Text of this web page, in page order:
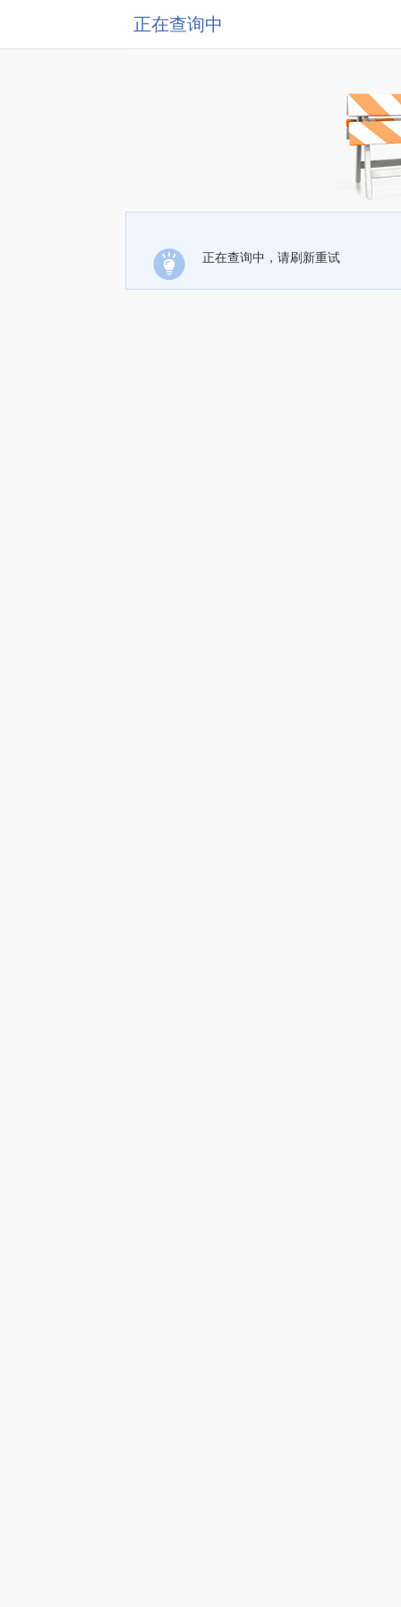
正在查询中
正在查询中，请刷新重试